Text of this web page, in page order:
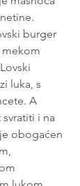
burger
luka, s
A
i na
obogaćen